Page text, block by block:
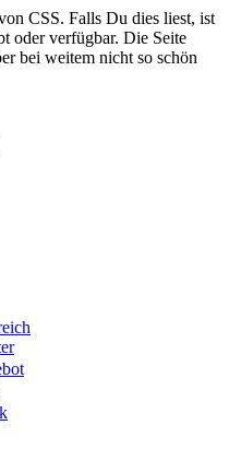
CSS. Falls Du dies liest, ist
oder verfügbar. Die Seite
bei weitem nicht so schön